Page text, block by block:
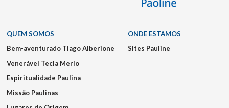
QUEM SOMOS
Bem-aventurado Tiago Alberione
Venerável Tecla Merlo
Espiritualidade Paulina
Missão Paulinas
ONDE ESTAMOS
Sites Pauline